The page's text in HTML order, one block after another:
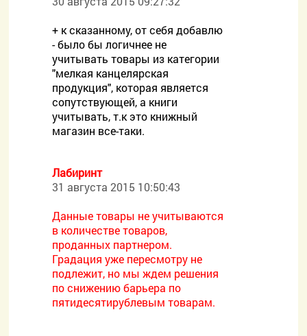
+ к сказанному, от себя добавлю
- было бы логичнее не
учитывать товары из категории
"мелкая канцелярская
продукция", которая является
сопутствующей, а книги
учитывать, т.к это книжный
магазин все-таки.
Лабиринт
31 августа 2015 10:50:43
Данные товары не учитываются
в количестве товаров,
проданных партнером.
Градация уже пересмотру не
подлежит, но мы ждем решения
по снижению барьера по
пятидесятирублевым товарам.